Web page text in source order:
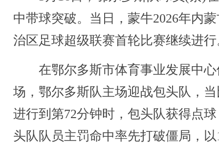
中带球突破。当日，蒙牛2026年内
治区足球超级联赛首轮比赛继续进
在鄂尔多斯市体育事业发展中心
场，鄂尔多斯队主场迎战包头队，
进行到第72分钟时，包头队获得点
头队队员主罚命中率先打破僵局，以